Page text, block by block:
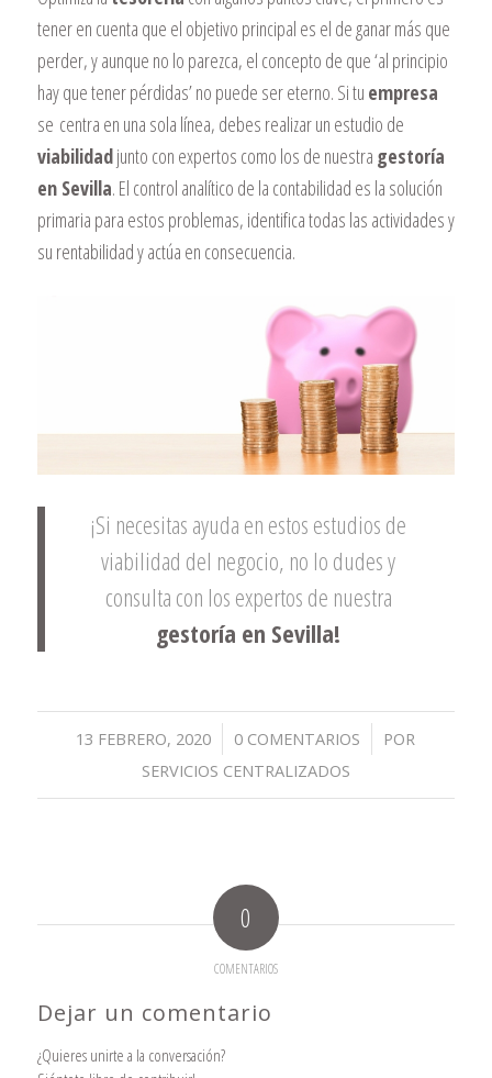
tener en cuenta que el objetivo principal es el de ganar más que
perder, y aunque no lo parezca, el concepto de que ‘al principio
hay que tener pérdidas’ no puede ser eterno. Si tu empresa
se centra en una sola línea, debes realizar un estudio de
viabilidadjunto con expertos como los de nuestra gestoría
en Sevilla. El control analítico de la contabilidad es la solución
primaria para estos problemas, identifica todas las actividades y
su rentabilidad y actúa en consecuencia.
¡Si necesitas ayuda en estos estudios de
viabilidad del negocio, no lo dudes y
consulta con los expertos de nuestra
gestoría en Sevilla!
13 FEBRERO, 2020
/ 0 COMENTARIOS
/
POR
SERVICIOS CENTRALIZADOS
0
COMENTARIOS
Dejar un comentario
¿Quieres unirte a la conversación?